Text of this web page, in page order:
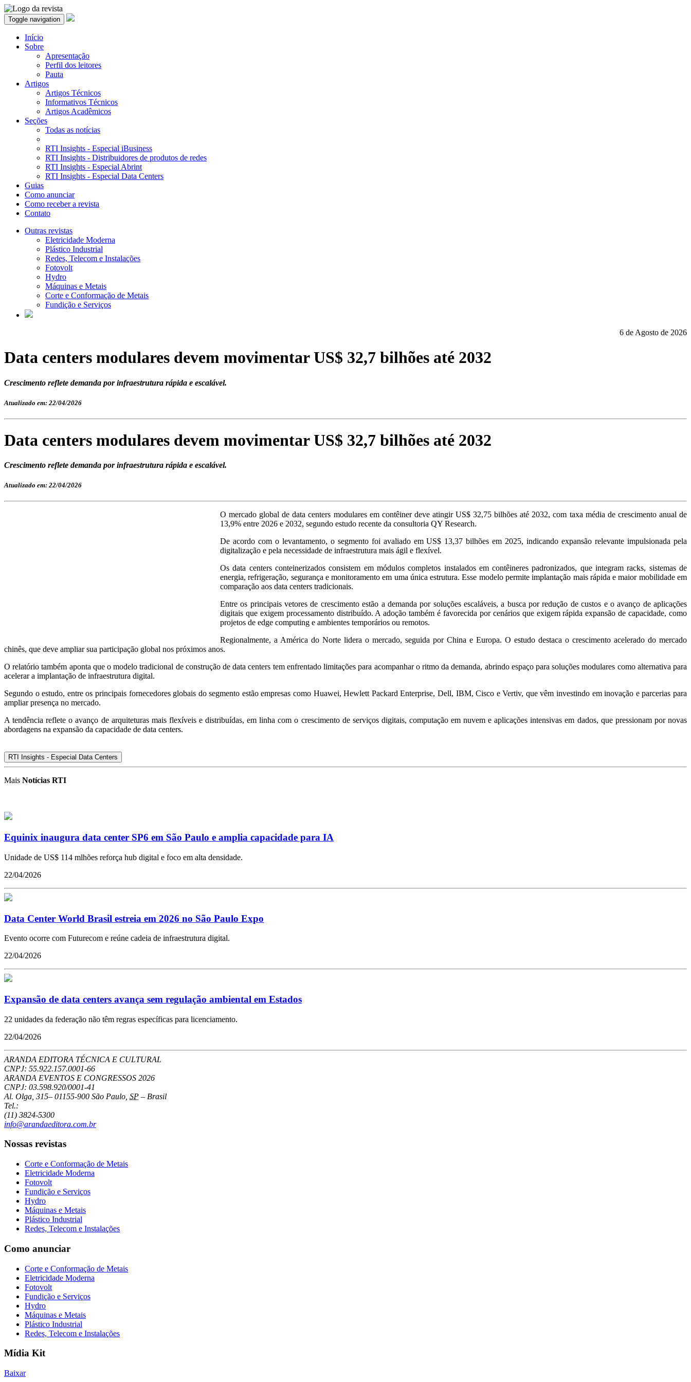
Toggle navigation
Início
Sobre
Apresentação
Perfil dos leitores
Pauta
Artigos
Artigos Técnicos
Informativos Técnicos
Artigos Acadêmicos
Seções
Todas as notícias
RTI Insights - Especial iBusiness
RTI Insights - Distribuidores de produtos de redes
RTI Insights - Especial Abrint
RTI Insights - Especial Data Centers
Guias
Como anunciar
Como receber a revista
Contato
Outras revistas
Eletricidade Moderna
Plástico Industrial
Redes, Telecom e Instalações
Fotovolt
Hydro
Máquinas e Metais
Corte e Conformação de Metais
Fundição e Serviços
6 de Agosto de 2026
Data centers modulares devem movimentar US$ 32,7 bilhões até 2032
Crescimento reflete demanda por infraestrutura rápida e escalável.
Atualizado em: 22/04/2026
Data centers modulares devem movimentar US$ 32,7 bilhões até 2032
Crescimento reflete demanda por infraestrutura rápida e escalável.
Atualizado em: 22/04/2026
O mercado global de data centers modulares em contêiner deve atingir US$ 32,75 bilhões até 2032, com taxa média de crescimento anual de
13,9% entre 2026 e 2032, segundo estudo recente da consultoria QY Research.
De acordo com o levantamento, o segmento foi avaliado em US$ 13,37 bilhões em 2025, indicando expansão relevante impulsionada pela
digitalização e pela necessidade de infraestrutura mais ágil e flexível.
Os data centers conteinerizados consistem em módulos completos instalados em contêineres padronizados, que integram racks, sistemas de
energia, refrigeração, segurança e monitoramento em uma única estrutura. Esse modelo permite implantação mais rápida e maior mobilidade em
comparação aos data centers tradicionais.
Entre os principais vetores de crescimento estão a demanda por soluções escaláveis, a busca por redução de custos e o avanço de aplicações
digitais que exigem processamento distribuído. A adoção também é favorecida por cenários que exigem rápida expansão de capacidade, como
projetos de edge computing e ambientes temporários ou remotos.
Regionalmente, a América do Norte lidera o mercado, seguida por China e Europa. O estudo destaca o crescimento acelerado do mercado
chinês, que deve ampliar sua participação global nos próximos anos.
O relatório também aponta que o modelo tradicional de construção de data centers tem enfrentado limitações para acompanhar o ritmo da demanda, abrindo espaço para soluções modulares como alternativa para
acelerar a implantação de infraestrutura digital.
Segundo o estudo, entre os principais fornecedores globais do segmento estão empresas como Huawei, Hewlett Packard Enterprise, Dell, IBM, Cisco e Vertiv, que vêm investindo em inovação e parcerias para
ampliar presença no mercado.
A tendência reflete o avanço de arquiteturas mais flexíveis e distribuídas, em linha com o crescimento de serviços digitais, computação em nuvem e aplicações intensivas em dados, que pressionam por novas
abordagens na expansão da capacidade de data centers.
RTI Insights - Especial Data Centers
Mais Notícias RTI
Equinix inaugura data center SP6 em São Paulo e amplia capacidade para IA
Unidade de US$ 114 mlhões reforça hub digital e foco em alta densidade.
22/04/2026
Data Center World Brasil estreia em 2026 no São Paulo Expo
Evento ocorre com Futurecom e reúne cadeia de infraestrutura digital.
22/04/2026
Expansão de data centers avança sem regulação ambiental em Estados
22 unidades da federação não têm regras específicas para licenciamento.
22/04/2026
ARANDA EDITORA TÉCNICA E CULTURAL
CNPJ: 55.922.157.0001-66
ARANDA EVENTOS E CONGRESSOS 2026
CNPJ: 03.598.920/0001-41
Al. Olga, 315– 01155-900 São Paulo SP – Brasil
Tel.:
(11) 3824-5300
info@arandaeditora.com.br
Nossas revistas
Corte e Conformação de Metais
Eletricidade Moderna
Fotovolt
Fundição e Serviços
Hydro
Máquinas e Metais
Plástico Industrial
Redes, Telecom e Instalações
Como anunciar
Corte e Conformação de Metais
Eletricidade Moderna
Fotovolt
Fundição e Serviços
Hydro
Máquinas e Metais
Plástico Industrial
Redes, Telecom e Instalações
Mídia Kit
Baixar